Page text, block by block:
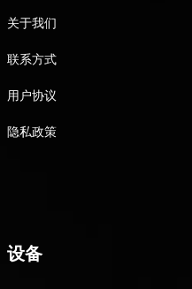
关于我们
联系方式
用户协议
隐私政策
设备